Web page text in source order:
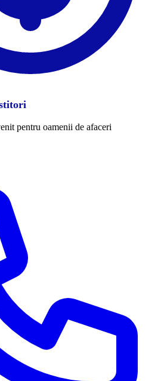
pentru oamenii de afaceri